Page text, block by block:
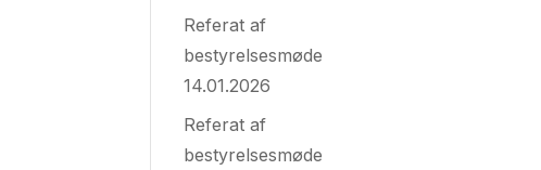
Referat af
bestyrelsesmøde
14.01.2026
Referat af
bestyrelsesmøde